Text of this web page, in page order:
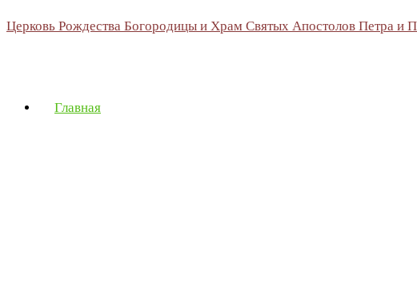
Церковь Рождества Богородицы и Храм Святых Апостолов Петра и
Главная